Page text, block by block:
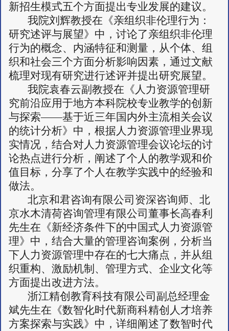
新招生模式五个方面提出专业发展的建议。
我院刘辉教授在《亲组织非伦理行为：
研究述评与展望》中，讨论了亲组织非伦理
行为的概念、内涵特征和测量，从个体、组
织和社会三个方面分析影响因素，通过文献
梳理对现有研究进行述评并提出研究展望。
我院袁春云副教授在《人力资源管理研
究前沿应用于地方本科院校专业教学的创新
与探索——基于近三年国内外主流相关会议
的统计分析》中，根据人力资源管理业界现
实情况，结合对人力资源管理会议论坛的讨
论热点进行分析，阐述了个人的教学观和价
值目标，分享了个人在教学实践中的经验和
做法。
北京和君咨询有限公司资深咨询师、北
京水木清荷咨询管理有限公司董事长高春利
先生在《新经济条件下的中国式人力资源管
理》中，结合大量的管理咨询案例，分析当
下人力资源管理中存在的七大痛点，并从组
织重构、激励机制、管理方式、企业文化等
方面提出改进方法。
浙江精创教育科技有限公司副总经理金
斌先生在《数智化时代新商科精创人才培养
方案探索与实践》中，详细阐述了数智时代